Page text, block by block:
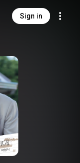
Sign in